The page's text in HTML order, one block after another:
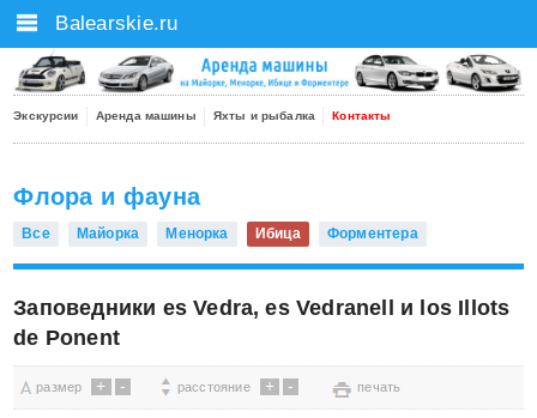
Экскурсии Аренда машины Яхты и рыбалка Контакты
Флора и фауна
Все Майорка Менорка Ибица Форментера
Заповедники es Vedrа, es Vedranell и los Illots
de Ponent
размер + - расстояние + - печать
Balearskie.ru